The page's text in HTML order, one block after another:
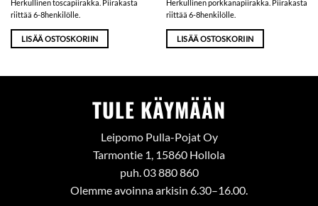
Herkullinen toscapiirakka. Piirakasta
riittää 6-8henkilölle.
LISÄÄ OSTOSKORIIN
Herkullinen porkkanapiirakka. Piirakasta
riittää 6-8henkilölle.
LISÄÄ OSTOSKORIIN
TULE KÄYMÄÄN
Leipomo Pulla-Pojat Oy
Tarmontie 1, 15860 Hollola
puh. 03 880 860
Olemme avoinna arkisin 6.30–16.00.